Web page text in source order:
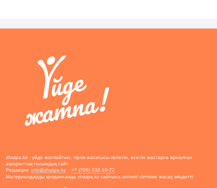
zhatpa.kz - үйде жатпайтын, тірлік жасағысы келетін, өсетін жастарға арналған
ақпараттық-танымдық сайт
Редакция: info@zhatpa.kz
+7 (708) 332-10-72
Материалдарды қолданғанда zhatpa.kz сайтына активті сілтеме жасау міндетті